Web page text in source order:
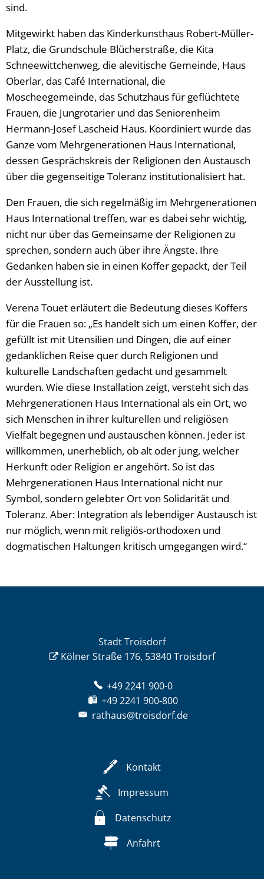
sind.
Mitgewirkt haben das Kinderkunsthaus Robert-Müller-
Platz, die Grundschule Blücherstraße, die Kita
Schneewittchenweg, die alevitische Gemeinde, Haus
Oberlar, das Café International, die
Moscheegemeinde, das Schutzhaus für geflüchtete
Frauen, die Jungrotarier und das Seniorenheim
Hermann-Josef Lascheid Haus. Koordiniert wurde das
Ganze vom Mehrgenerationen Haus International,
dessen Gesprächskreis der Religionen den Austausch
über die gegenseitige Toleranz institutionalisiert hat.
Den Frauen, die sich regelmäßig im Mehrgenerationen
Haus International treffen, war es dabei sehr wichtig,
nicht nur über das Gemeinsame der Religionen zu
sprechen, sondern auch über ihre Ängste. Ihre
Gedanken haben sie in einen Koffer gepackt, der Teil
der Ausstellung ist.
Verena Touet erläutert die Bedeutung dieses Koffers
für die Frauen so: „Es handelt sich um einen Koffer, der
gefüllt ist mit Utensilien und Dingen, die auf einer
gedanklichen Reise quer durch Religionen und
kulturelle Landschaften gedacht und gesammelt
wurden. Wie diese Installation zeigt, versteht sich das
Mehrgenerationen Haus International als ein Ort, wo
sich Menschen in ihrer kulturellen und religiösen
Vielfalt begegnen und austauschen können. Jeder ist
willkommen, unerheblich, ob alt oder jung, welcher
Herkunft oder Religion er angehört. So ist das
Mehrgenerationen Haus International nicht nur
Symbol, sondern gelebter Ort von Solidarität und
Toleranz. Aber: Integration als lebendiger Austausch ist
nur möglich, wenn mit religiös-orthodoxen und
dogmatischen Haltungen kritisch umgegangen wird.“
Stadt Troisdorf
Kölner Straße 176, 53840 Troisdorf
+49 2241 900-0
+49 2241 900-800
rathaus@troisdorf.de
Kontakt
Impressum
Datenschutz
Anfahrt